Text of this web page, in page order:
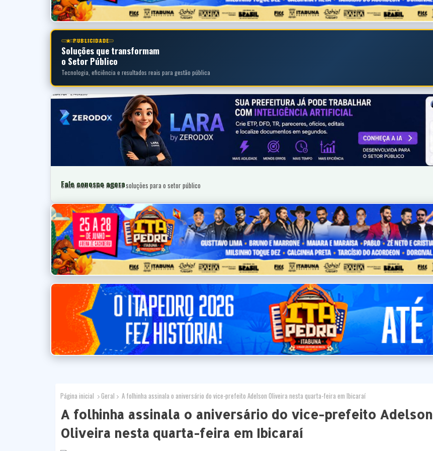
★ PUBLICIDADE
Soluções que transformam
o Setor Público
Tecnologia, eficiência e resultados reais para gestão pública
Fale conosco agora
Saiba mais sobre nossas soluções para o setor público
Página inicial Geral A folhinha assinala o aniversário do vice-prefeito Adelson Oliveira nesta quarta-feira em Ibicaraí
A folhinha assinala o aniversário do vice-prefeito Adelson
Oliveira nesta quarta-feira em Ibicaraí